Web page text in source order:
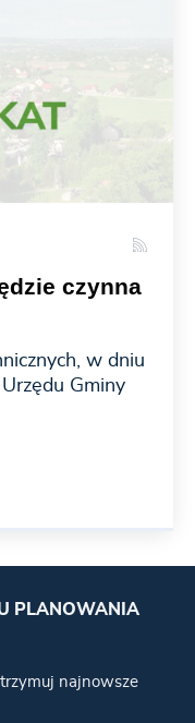
czynna
w dniu
Gminy
PLANOWANIA
najnowsze